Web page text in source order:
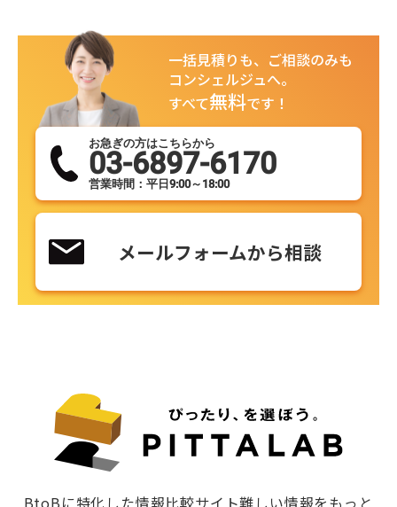
一括見積りも、ご相談のみも
コンシェルジュへ。
すべて無料です！
お急ぎの方はこちらから
03-6897-6170
営業時間：平日9:00～18:00
メールフォームから相談
BtoBに特化した情報比較サイト難しい情報をもっと